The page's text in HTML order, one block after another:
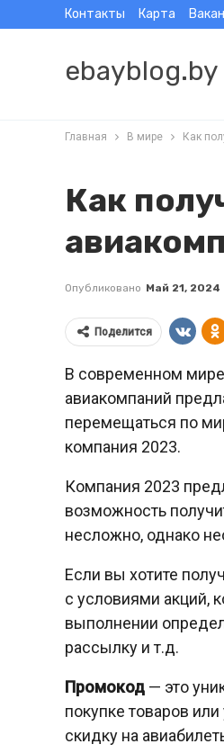
Контакты Карта
ebayblog.by
Главная В мире Как
Как
Опубликовано Май 21, 2024
Поделится
В современном
авиакомпаний
перемещаться по
компания 2023.
Компания 2023
возможность
несложно, однако
Если вы хотите
с условиями акций,
выполнении
рассылку и т.д.
Промокод — это
покупке товаров
скидку на